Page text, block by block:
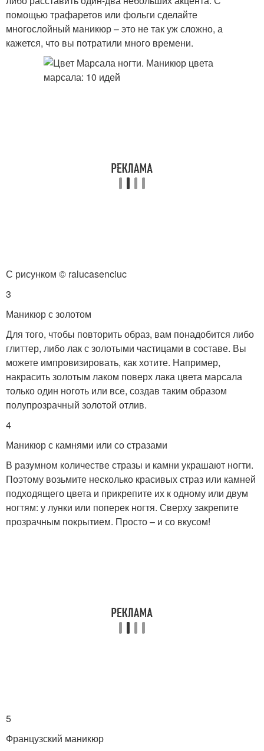
помощью трафаретов или фольги сделайте
многослойный маникюр – это не так уж сложно, а
кажется, что вы потратили много времени.
С рисунком © ralucasenciuc
3
Маникюр с золотом
Для того, чтобы повторить образ, вам понадобится либо
глиттер, либо лак с золотыми частицами в составе. Вы
можете импровизировать, как хотите. Например,
накрасить золотым лаком поверх лака цвета марсала
только один ноготь или все, создав таким образом
полупрозрачный золотой отлив.
4
Маникюр с камнями или со стразами
В разумном количестве стразы и камни украшают ногти.
Поэтому возьмите несколько красивых страз или камней
подходящего цвета и прикрепите их к одному или двум
ногтям: у лунки или поперек ногтя. Сверху закрепите
прозрачным покрытием. Просто – и со вкусом!
5
Французский маникюр